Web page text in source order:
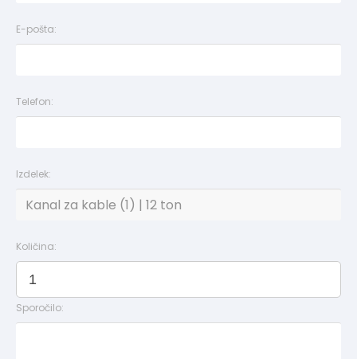
E-pošta:
Telefon:
Izdelek:
Količina:
Sporočilo: